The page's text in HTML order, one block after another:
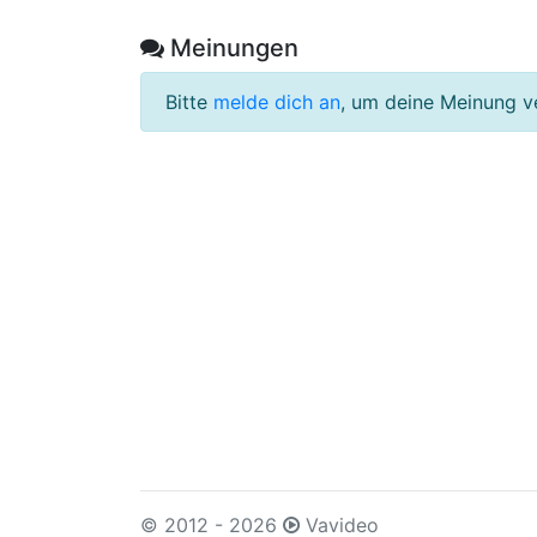
Meinungen
Bitte melde dich an, um deine Meinung
© 2012 - 2026 Vavideo